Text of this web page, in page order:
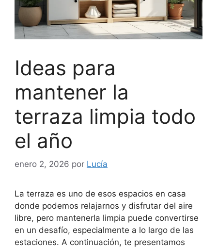
Ideas para
mantener la
terraza limpia todo
el año
enero 2, 2026 por Lucía
La terraza es uno de esos espacios en casa
donde podemos relajarnos y disfrutar del aire
libre, pero mantenerla limpia puede convertirse
en un desafío, especialmente a lo largo de las
estaciones. A continuación, te presentamos